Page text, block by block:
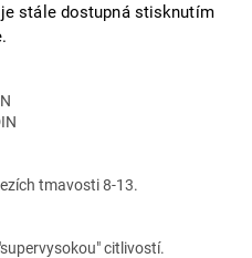
stále dostupná stisknutím
tmavosti 8-13.
citlivostí.